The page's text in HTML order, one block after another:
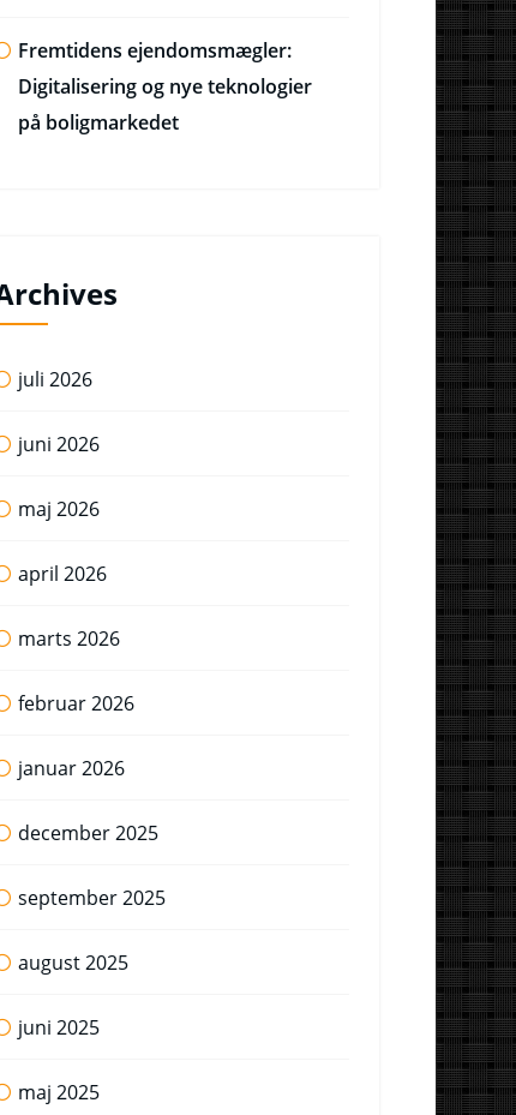
Fremtidens ejendomsmægler:
Digitalisering og nye teknologier
på boligmarkedet
juli 2026
juni 2026
maj 2026
april 2026
marts 2026
februar 2026
januar 2026
december 2025
september 2025
august 2025
juni 2025
maj 2025